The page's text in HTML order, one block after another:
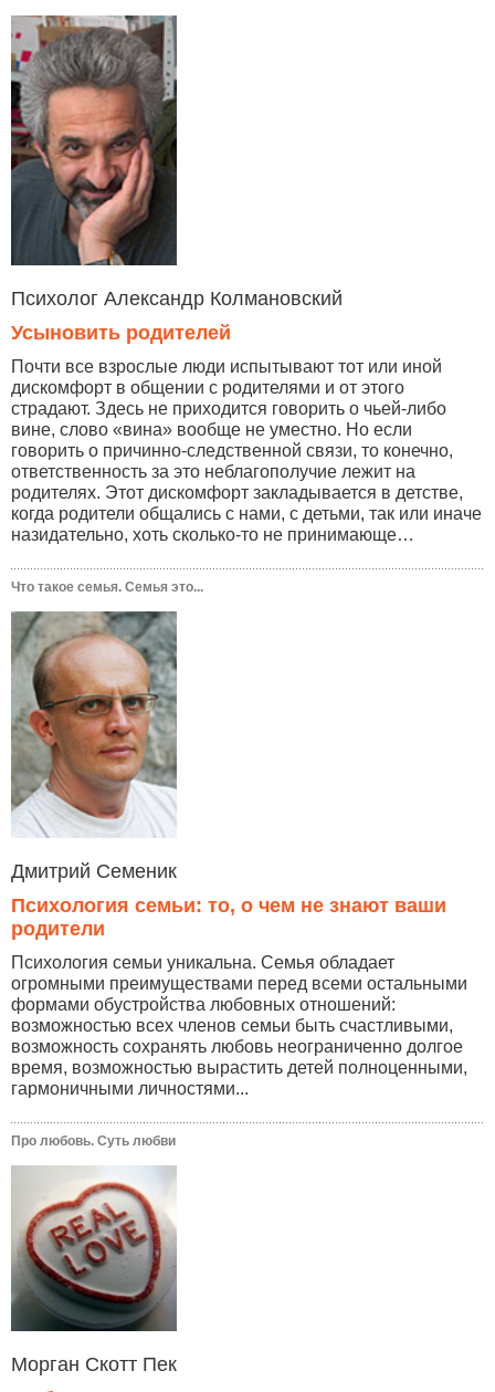
Психолог Александр Колмановский
Усыновить родителей
Почти все взрослые люди испытывают тот или иной
дискомфорт в общении с родителями и от этого
страдают. Здесь не приходится говорить о чьей-либо
вине, слово «вина» вообще не уместно. Но если
говорить о причинно-следственной связи, то конечно,
ответственность за это неблагополучие лежит на
родителях. Этот дискомфорт закладывается в детстве,
когда родители общались с нами, с детьми, так или иначе
назидательно, хоть сколько-то не принимающе…
Что такое семья. Семья это...
Дмитрий Семеник
Психология семьи: то, о чем не знают ваши
родители
Психология семьи уникальна. Семья обладает
огромными преимуществами перед всеми остальными
формами обустройства любовных отношений:
возможностью всех членов семьи быть счастливыми,
возможность сохранять любовь неограниченно долгое
время, возможностью вырастить детей полноценными,
гармоничными личностями...
Про любовь. Суть любви
Морган Скотт Пек